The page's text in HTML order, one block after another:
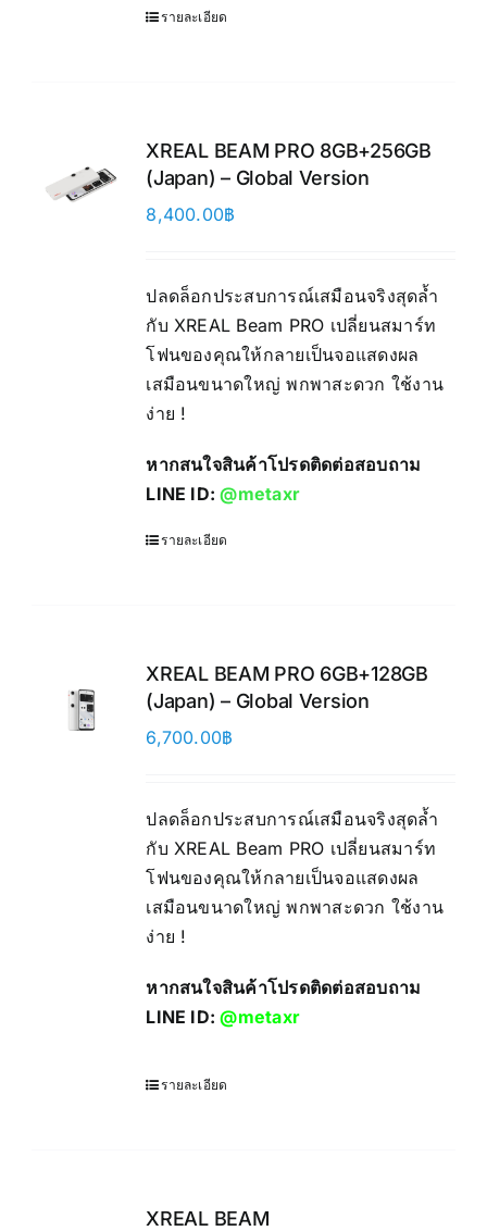
รายละเอียด
XREAL BEAM PRO 8GB+256GB
(Japan) – Global Version
8,400.00฿
ปลดล็อกประสบการณ์เสมือนจริงสุดล้ำ
กับ XREAL Beam PRO เปลี่ยนสมาร์ท
โฟนของคุณให้กลายเป็นจอแสดงผล
เสมือนขนาดใหญ่ พกพาสะดวก ใช้งาน
ง่าย !
หากสนใจสินค้าโปรดติดต่อสอบถาม
LINE ID:@metaxr
รายละเอียด
XREAL BEAM PRO 6GB+128GB
(Japan) – Global Version
6,700.00฿
ปลดล็อกประสบการณ์เสมือนจริงสุดล้ำ
กับ XREAL Beam PRO เปลี่ยนสมาร์ท
โฟนของคุณให้กลายเป็นจอแสดงผล
เสมือนขนาดใหญ่ พกพาสะดวก ใช้งาน
ง่าย !
หากสนใจสินค้าโปรดติดต่อสอบถาม
LINE ID:@metaxr
รายละเอียด
XREAL BEAM